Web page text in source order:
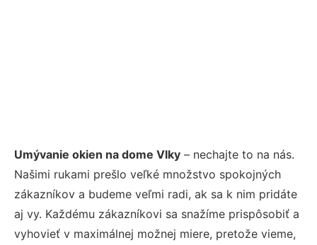
Umývanie okien na dome Vlky – nechajte to na nás.
Našimi rukami prešlo veľké množstvo spokojných
zákazníkov a budeme veľmi radi, ak sa k nim pridáte
aj vy. Každému zákazníkovi sa snažíme prispôsobiť a
vyhovieť v maximálnej možnej miere, pretože vieme,